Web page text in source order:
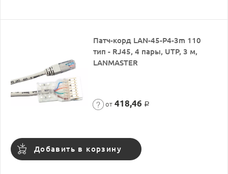
Патч-корд LAN-45-P4-3m 110
тип - RJ45, 4 пары, UTP, 3 м,
LANMASTER
от 418,46 Р
Добавить в корзину